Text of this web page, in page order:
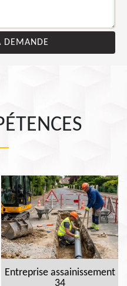
Entreprise assainissement
34